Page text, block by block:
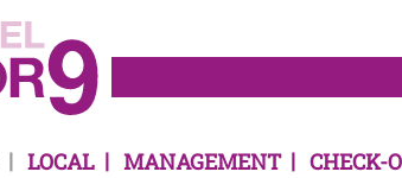
LOCAL MANAGEMENT CHECK-